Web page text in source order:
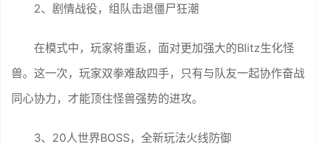
2、剧情战役，组队击退僵尸狂潮
在模式中，玩家将重返，面对更加强大的Blitz生化怪
兽。这一次，玩家双拳难敌四手，只有与队友一起协作奋战
同心协力，才能顶住怪兽强势的进攻。
3、20人世界BOSS，全新玩法火线防御